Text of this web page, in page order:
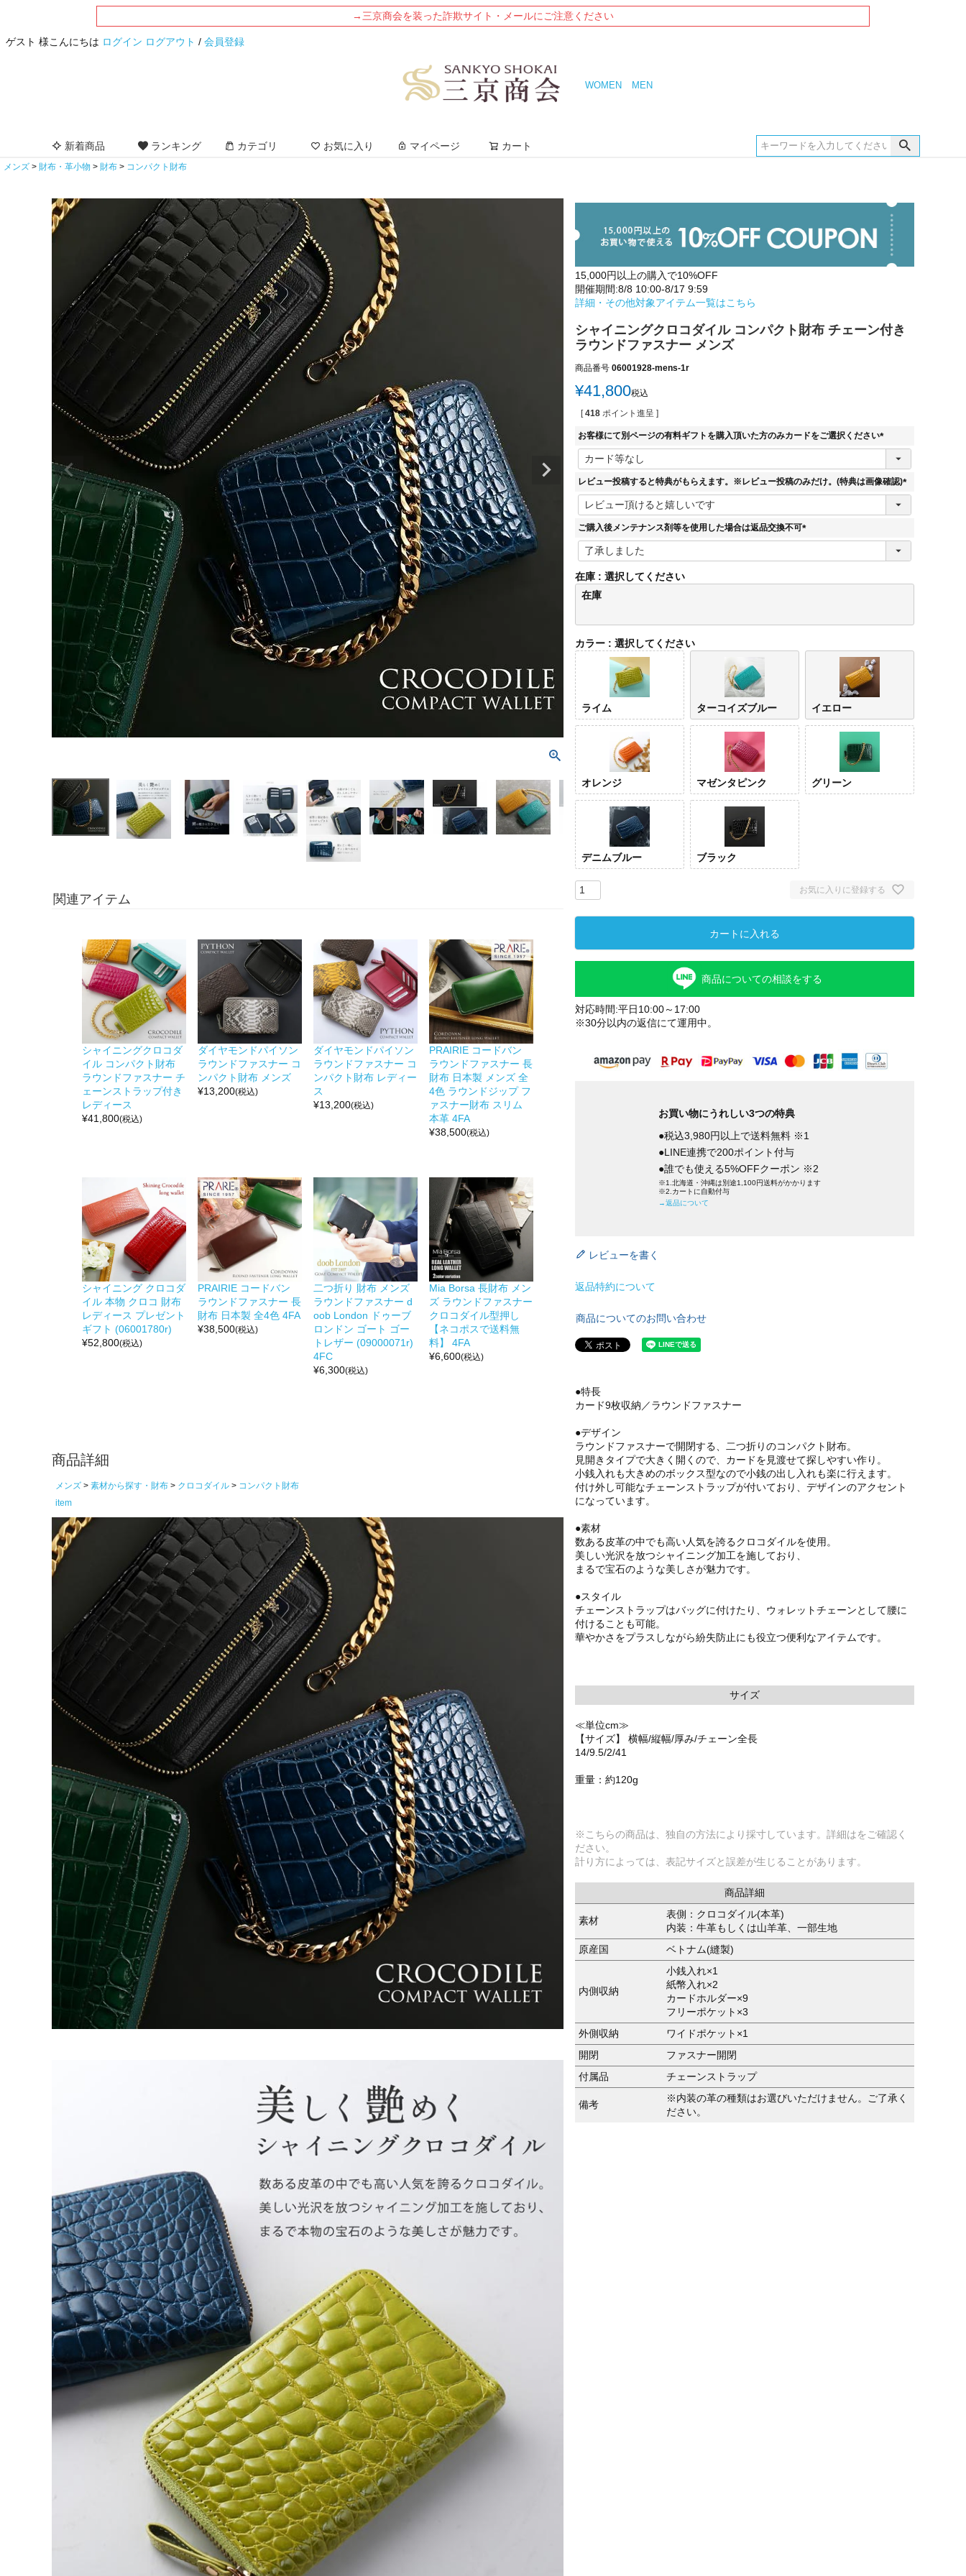
→三京商会を装った詐欺サイト・メールにご注意ください
ゲスト 様こんにちは ログイン ログアウト / 会員登録
WOMEN MEN
新着商品 ランキング カテゴリ お気に入り マイページ カート
メンズ 財布・革小物 財布 コンパクト財布
関連アイテム
シャイニングクロコダ
イル コンパクト財布
ラウンドファスナー チ
ェーンストラップ付き
レディース
¥41,800(税込)
ダイヤモンドパイソン
ラウンドファスナー コ
ンパクト財布 メンズ
¥13,200(税込)
ダイヤモンドパイソン
ラウンドファスナー コ
ンパクト財布 レディー
ス
¥13,200(税込)
PRAIRIE コードバン
ラウンドファスナー 長
財布 日本製 メンズ 全
4色 ラウンドジップ フ
ァスナー財布 スリム
本革 4FA
¥38,500(税込)
シャイニング クロコダ
イル 本物 クロコ 財布
レディース プレゼント
ギフト (06001780r)
¥52,800(税込)
PRAIRIE コードバン
ラウンドファスナー 長
財布 日本製 全4色 4FA
¥38,500(税込)
二つ折り 財布 メンズ
ラウンドファスナー d
oob London ドゥーブ
ロンドン ゴート ゴー
トレザー (09000071r)
4FC
¥6,300(税込)
Mia Borsa 長財布 メン
ズ ラウンドファスナー
クロコダイル型押し
【ネコポスで送料無
料】 4FA
¥6,600(税込)
商品詳細
メンズ 素材から探す・財布 クロコダイル
コンパクト財布
item
15,000円以上の購入で10%OFF
開催期間:8/8 10:00-8/17 9:59
詳細・その他対象アイテム一覧はこちら
シャイニングクロコダイル コンパクト財布 チェーン付き
ラウンドファスナー メンズ
商品番号 06001928-mens-1r
¥41,800税込
[ 418 ポイント進呈 ]
お客様にて別ページの有料ギフトを購入頂いた方のみカードをご選択ください
(
須
レビュー投稿すると特典がもらえます。※レビュー投稿のみだけ。(特典は画像確認)
(
ご購入後メンテナンス剤等を使用した場合は返品交換不可
(
)
在庫
選択してください
在庫
カラー 選択してください
ライム ターコイズブルー イエロー
オレンジ マゼンタピンク グリーン
デニムブルー ブラック
お気に入りに登録する
カートに入れる
商品についての相談をする
対応時間:平日10:00～17:00
※30分以内の返信にて運用中。
お買い物にうれしい3つの特典
●税込3,980円以上で送料無料 ※1
●LINE連携で200ポイント付与
●誰でも使える5%OFFクーポン ※2
※1.北海道・沖縄は別途1,100円送料がかかります
※2.カートに自動付与
→返品について
レビューを書く
返品特約について
商品についてのお問い合わせ
●特長
カード9枚収納／ラウンドファスナー
●デザイン
ラウンドファスナーで開閉する、二つ折りのコンパクト財布。
見開きタイプで大きく開くので、カードを見渡せて探しやすい作り。
小銭入れも大きめのボックス型なので小銭の出し入れも楽に行えます。
付け外し可能なチェーンストラップが付いており、デザインのアクセント
になっています。
●素材
数ある皮革の中でも高い人気を誇るクロコダイルを使用。
美しい光沢を放つシャイニング加工を施しており、
まるで宝石のような美しさが魅力です。
●スタイル
チェーンストラップはバッグに付けたり、ウォレットチェーンとして腰に
付けることも可能。
華やかさをプラスしながら紛失防止にも役立つ便利なアイテムです。
サイズ
≪単位cm≫
【サイズ】 横幅/縦幅/厚み/チェーン全長
14/9.5/2/41
重量：約120g
※こちらの商品は、独自の方法により採寸しています。詳細はをご確認く
ださい。
計り方によっては、表記サイズと誤差が生じることがあります。
商品詳細
素材
表側：クロコダイル(本革)
内装：牛革もしくは山羊革、一部生地
原産国
ベトナム(縫製)
内側収納
小銭入れ×1
紙幣入れ×2
カードホルダー×9
フリーポケット×3
外側収納
ワイドポケット×1
開閉
ファスナー開閉
付属品
チェーンストラップ
備考
※内装の革の種類はお選びいただけません。ご了承く
ださい。